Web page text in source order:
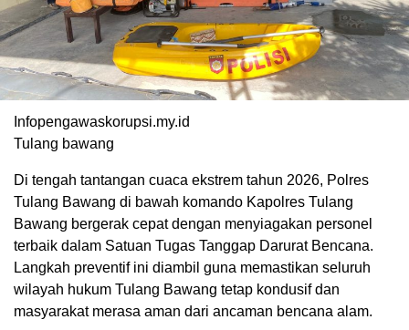
Infopengawaskorupsi.my.id
Tulang bawang
Di tengah tantangan cuaca ekstrem tahun 2026, Polres
Tulang Bawang di bawah komando Kapolres Tulang
Bawang bergerak cepat dengan menyiagakan personel
terbaik dalam Satuan Tugas Tanggap Darurat Bencana.
Langkah preventif ini diambil guna memastikan seluruh
wilayah hukum Tulang Bawang tetap kondusif dan
masyarakat merasa aman dari ancaman bencana alam.